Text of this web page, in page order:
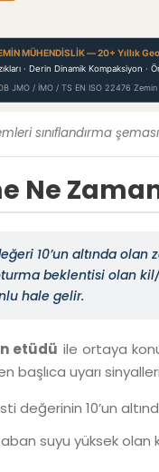
MÜHENDİSLİK — 20+ Yıllık
· Derin Dinamik Kompaksiyon ·
JMO / İMO / TS EN ISO 22476 Zemin
sınıflandırma
Ne
10’un altında olan
beklentisi olan
hale gelir.
etüdü ile ortaya
başlıca uyarı
10’un
suyu yüksek olan